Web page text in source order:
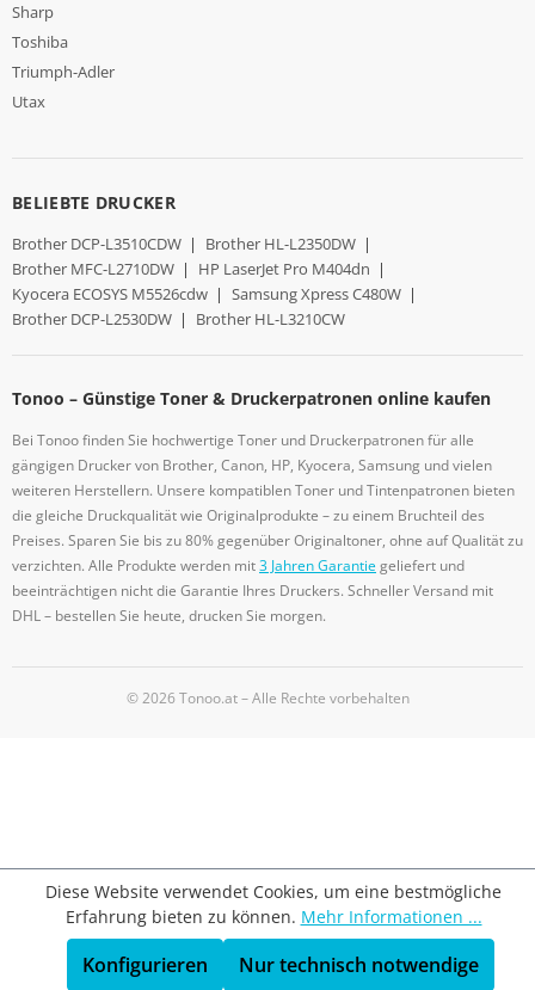
Sharp
Toshiba
Triumph-Adler
Utax
BELIEBTE DRUCKER
Brother DCP-L3510CDW | Brother HL-L2350DW |
Brother MFC-L2710DW | HP LaserJet Pro M404dn |
Kyocera ECOSYS M5526cdw | Samsung Xpress C480W |
Brother DCP-L2530DW | Brother HL-L3210CW
Tonoo – Günstige Toner & Druckerpatronen online kaufen
Bei Tonoo finden Sie hochwertige Toner und Druckerpatronen für alle
gängigen Drucker von Brother, Canon, HP, Kyocera, Samsung und vielen
weiteren Herstellern. Unsere kompatiblen Toner und Tintenpatronen bieten
die gleiche Druckqualität wie Originalprodukte – zu einem Bruchteil des
Preises. Sparen Sie bis zu 80% gegenüber Originaltoner, ohne auf Qualität zu
verzichten. Alle Produkte werden mit3 Jahren Garantiegeliefert und
beeinträchtigen nicht die Garantie Ihres Druckers. Schneller Versand mit
DHL – bestellen Sie heute, drucken Sie morgen.
© 2026 Tonoo.at – Alle Rechte vorbehalten
Diese Website verwendet Cookies, um eine bestmögliche
Erfahrung bieten zu können. Mehr Informationen ...
Nur technisch notwendige
Konfigurieren